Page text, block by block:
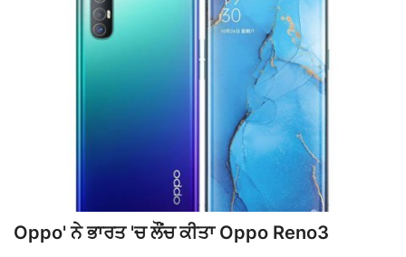
History of Malout
Oppo' ਨੇ ਭਾਰਤ 'ਚ ਲੌਂਚ ਕੀਤਾ Oppo Reno3